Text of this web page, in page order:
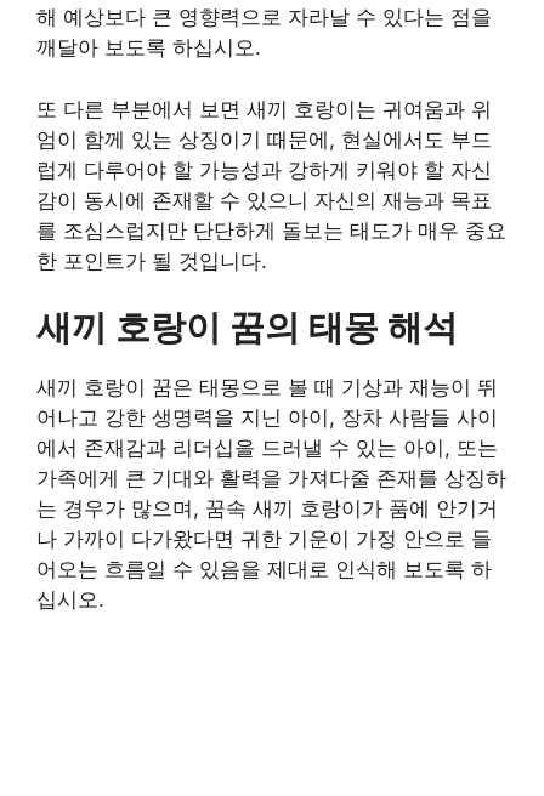
해 예상보다 큰 영향력으로 자라날 수 있다는 점을
깨달아 보도록 하십시오.
또 다른 부분에서 보면 새끼 호랑이는 귀여움과 위
엄이 함께 있는 상징이기 때문에, 현실에서도 부드
럽게 다루어야 할 가능성과 강하게 키워야 할 자신
감이 동시에 존재할 수 있으니 자신의 재능과 목표
를 조심스럽지만 단단하게 돌보는 태도가 매우 중요
한 포인트가 될 것입니다.
새끼 호랑이 꿈의 태몽 해석
새끼 호랑이 꿈은 태몽으로 볼 때 기상과 재능이 뛰
어나고 강한 생명력을 지닌 아이, 장차 사람들 사이
에서 존재감과 리더십을 드러낼 수 있는 아이, 또는
가족에게 큰 기대와 활력을 가져다줄 존재를 상징하
는 경우가 많으며, 꿈속 새끼 호랑이가 품에 안기거
나 가까이 다가왔다면 귀한 기운이 가정 안으로 들
어오는 흐름일 수 있음을 제대로 인식해 보도록 하
십시오.